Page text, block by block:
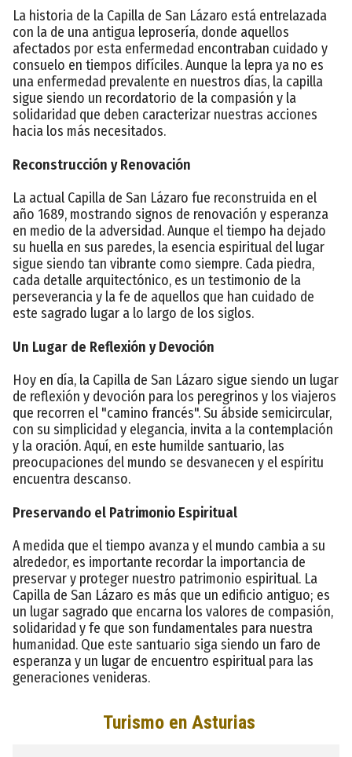
La historia de la Capilla de San Lázaro está entrelazada
con la de una antigua leprosería, donde aquellos
afectados por esta enfermedad encontraban cuidado y
consuelo en tiempos difíciles. Aunque la lepra ya no es
una enfermedad prevalente en nuestros días, la capilla
sigue siendo un recordatorio de la compasión y la
solidaridad que deben caracterizar nuestras acciones
hacia los más necesitados.
Reconstrucción y Renovación
La actual Capilla de San Lázaro fue reconstruida en el
año 1689, mostrando signos de renovación y esperanza
en medio de la adversidad. Aunque el tiempo ha dejado
su huella en sus paredes, la esencia espiritual del lugar
sigue siendo tan vibrante como siempre. Cada piedra,
cada detalle arquitectónico, es un testimonio de la
perseverancia y la fe de aquellos que han cuidado de
este sagrado lugar a lo largo de los siglos.
Un Lugar de Reflexión y Devoción
Hoy en día, la Capilla de San Lázaro sigue siendo un lugar
de reflexión y devoción para los peregrinos y los viajeros
que recorren el "camino francés". Su ábside semicircular,
con su simplicidad y elegancia, invita a la contemplación
y la oración. Aquí, en este humilde santuario, las
preocupaciones del mundo se desvanecen y el espíritu
encuentra descanso.
Preservando el Patrimonio Espiritual
A medida que el tiempo avanza y el mundo cambia a su
alrededor, es importante recordar la importancia de
preservar y proteger nuestro patrimonio espiritual. La
Capilla de San Lázaro es más que un edificio antiguo; es
un lugar sagrado que encarna los valores de compasión,
solidaridad y fe que son fundamentales para nuestra
humanidad. Que este santuario siga siendo un faro de
esperanza y un lugar de encuentro espiritual para las
generaciones venideras.